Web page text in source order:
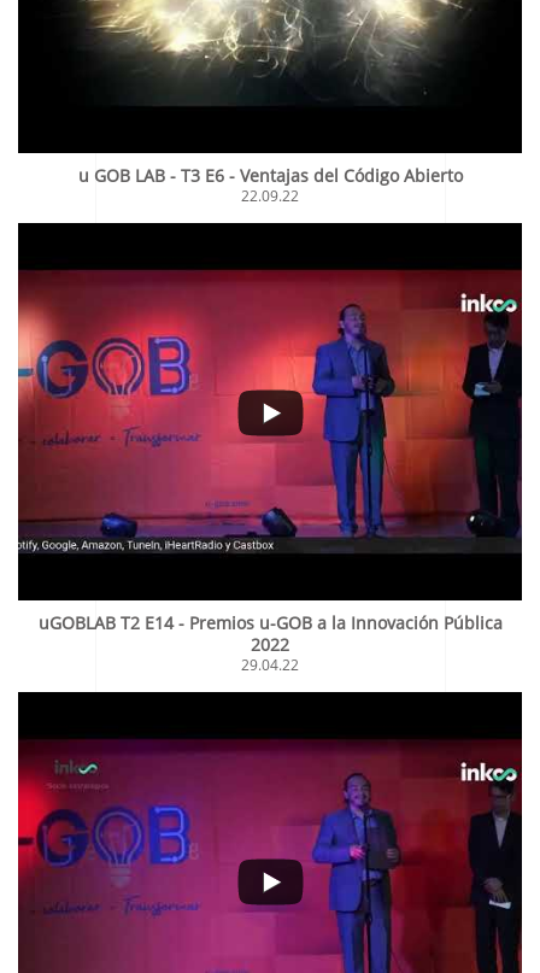
u GOB LAB - T3 E6 - Ventajas del Código Abierto
22.09.22
uGOBLAB T2 E14 - Premios u-GOB a la Innovación Pública
2022
29.04.22